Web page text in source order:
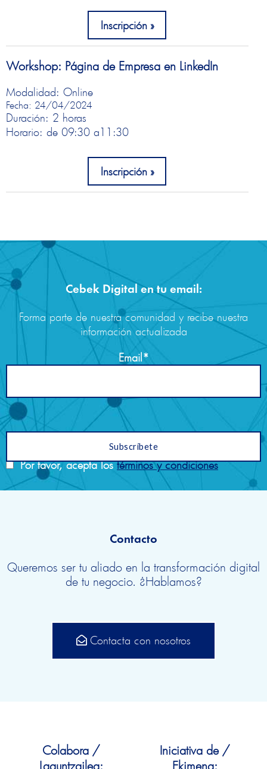
Inscripción
Workshop: Página de Empresa en LinkedIn
Modalidad: Online
Fecha: 24/04/2024
Duración: 2 horas
Horario: de 09:30 a11:30
Inscripción
Cebek Digital en tu email:
Forma parte de nuestra comunidad y recibe nuestra
información actualizada
Email*
Por favor, acepta lostérminos y condiciones
Contacto
Queremos ser tu aliado en la transformación digital
de tu negocio. ¿Hablamos?
Contacta con nosotros
Colabora /
Laguntzailea:
Iniciativa de /
Ekimena: